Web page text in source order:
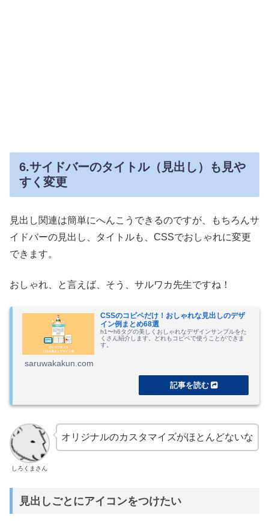
6.サイドバーのタイトル（見出し）も見や
すく変更
見出し関連は簡単にへんこうできるのですが、もちろんサ
イドバーの見出し、タイトルも、CSSでおしゃれに変更
できます。
おしゃれ、と言えば、そう、サルワカ先生ですね！
CSSのコピペだけ！おしゃれな見出しのデザ
イン例まとめ68選
h1〜h6タグの美しくおしゃれなデザインサンプルをた
くさん紹介します。どれもコピペで使うことができま
す。
saruwakakun.com
しろくまさん
オリジナルのカスタマイズがほとんどないな
見出しごとにアイコンをつけたい